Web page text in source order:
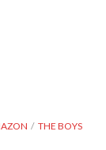
THE BOYS